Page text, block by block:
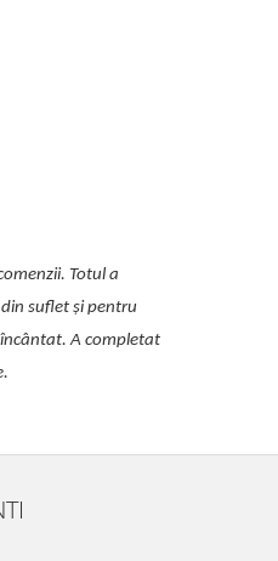
Totul a
suflet și pentru
A completat